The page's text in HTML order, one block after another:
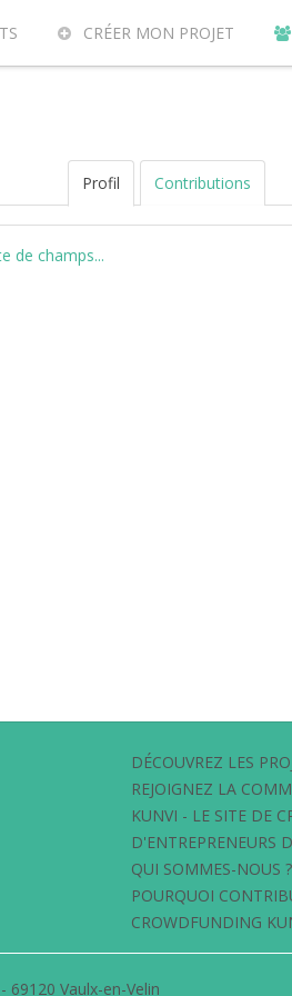
CRÉER MON PROJET
Profil Contributions
de champs...
DÉCOUVREZ LES
REJOIGNEZ LA
KUNVI - LE SITE DE
D'ENTREPRENEURS
QUI SOMMES-NOUS ?
POURQUOI
CROWDFUNDING
69120 Vaulx-en-Velin